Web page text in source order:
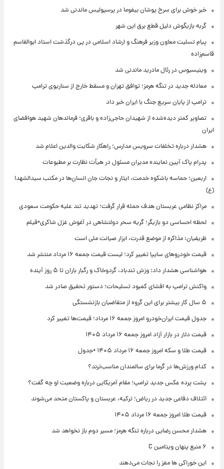
خبر خوش برای سرخ پوشان بیفوما در پرسپولیس ماندنی شد
گربه بازیگوش دلیل قطع برق این شهر
پیام تسلیت معاون وزیر فرهنگ و ارشاد اسلامی در پی درگذشت استاد ابوالقاسم
قاسم‌زاده
وینیسیوس در رئال مادرید ماندنی شد
معادله جدید در تنگه هرمز؛ توافق تهران و مسقط خارج از سناریوی ترامپ
ترامپ از پایان سریع جنگ با ایران خبر داد
تصاویر کمتر دیده‌شده از شهیدان حاجی‌زاده و باقری؛ فرماندهان شهید هوافضای
ایران
هشدار درباره تخلفات سرویس مدارس؛ راهکار شکایت والدین اعلام شد
پدرام پاک آیین نماینده مدیران مسئول در هیأت نظارت بر مطبوعات
اربعین؛ حماسه باشکوه خدمت، ایثار و نجات جان انسان‌ها در مکتب سیدالشهدا
(ع)
مراکز نظامی عربستان هدف حمله قرار گرفت؛ تهدید تند علیه حکومت سعودی
لحظه احساسی دو بازیگر؛ گریه سحر دولتشاهی در آغوش غزل شاکری+فیلم
ظریفیان: مذاکره از موضع قدرت، ابزار صیانت ملی است
قیمت خودروهای سایپا تغییر کرد؛ لیست قیمت جمعه ۱۶ مرداد منتشر شد
هواشناسی هشدار داد: وزش تندباد، گردوخاک و رگبار باران تا ۵ روز آینده
واکنش ترامپ به افشای کمبود تسلیحات؛ دستور تحقیق صادر شد
۵ سال کار بیشتر برای این گروه از متقاضیان بازنشستگی
جدول قیمت ایران‌خودرو امروز جمعه ۱۶ مرداد؛ قیمت‌ها تغییر کرد
قیمت دلار در بازار آزاد امروز جمعه ۱۶ مرداد ۱۴۰۵
قیمت طلا و سکه امروز جمعه ۱۶ مرداد ۱۴۰۵ +جدول
کدام ورزش‌ها در گرما برای سالمندان مناسب‌ترند؟
پشت پرده عکس جدید ترامپ؛ مقام آمریکایی درباره وضعیت او چه گفت؟
ائتلاف دفاعی جدید در ریاض؛ ترکیه، عربستان و پاکستان متحد می‌شوند
قیمت طلا امروز جمعه ۱۶ مرداد ۱۴۰۵
هشدار محسن رضایی درباره تنگه هرمز؛ مسیر دوم باز نخواهد شد
۶ منبع پنهان ویتامین C
این خوراکی ها مغز را نجات می‌دهند